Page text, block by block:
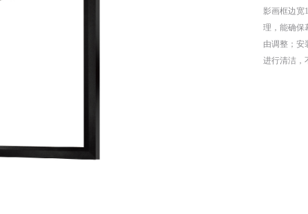
影画框边宽
理，能确保
由调整；安
进行清洁，